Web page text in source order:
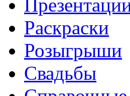
Раскраски
Розыгрыши
Свадьбы